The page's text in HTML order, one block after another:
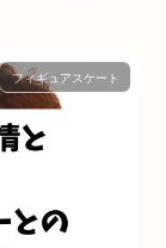
フィギュアスケート